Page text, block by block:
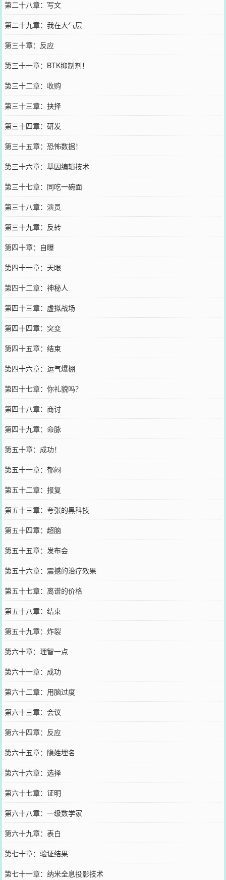
第二十八章：写文
第二十九章：我在大气层
第三十章：反应
第三十一章：BTK抑制剂！
第三十二章：收购
第三十三章：抉择
第三十四章：研发
第三十五章：恐怖数据！
第三十六章：基因编辑技术
第三十七章：同吃一碗面
第三十八章：演员
第三十九章：反转
第四十章：自曝
第四十一章：天眼
第四十二章：神秘人
第四十三章：虚拟战场
第四十四章：突变
第四十五章：结束
第四十六章：运气爆棚
第四十七章：你礼貌吗？
第四十八章：商讨
第四十九章：命脉
第五十章：成功！
第五十一章：郁闷
第五十二章：报复
第五十三章：夸张的黑科技
第五十四章：超脑
第五十五章：发布会
第五十六章：震撼的治疗效果
第五十七章：离谱的价格
第五十八章：结束
第五十九章：炸裂
第六十章：理智一点
第六十一章：成功
第六十二章：用脑过度
第六十三章：会议
第六十四章：反应
第六十五章：隐姓埋名
第六十六章：选择
第六十七章：证明
第六十八章：一级数学家
第六十九章：表白
第七十章：验证结果
第七十一章：纳米全息投影技术